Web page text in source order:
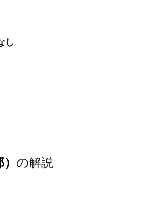
し
の解説